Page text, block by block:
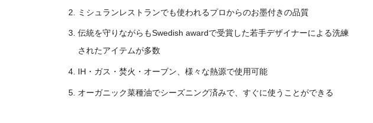
ミシュランレストランでも使われるプロからのお墨付きの品質
伝統を守りながらもSwedish awardで受賞した若手デザイナーによる洗練
されたアイテムが多数
IH・ガス・焚火・オーブン、様々な熱源で使用可能
オーガニック菜種油でシーズニング済みで、すぐに使うことができる